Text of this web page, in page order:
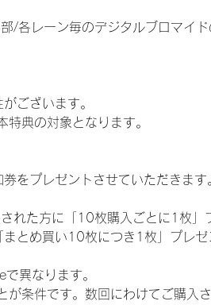
/各レーン毎のデジタルブロマイ
ございます。
典の対象となります。
をプレゼントさせていただきます
れた方に「10枚購入ごとに1枚」
とめ買い10枚につき1枚」プレゼ
異なります。
条件です。数回にわけてご購入